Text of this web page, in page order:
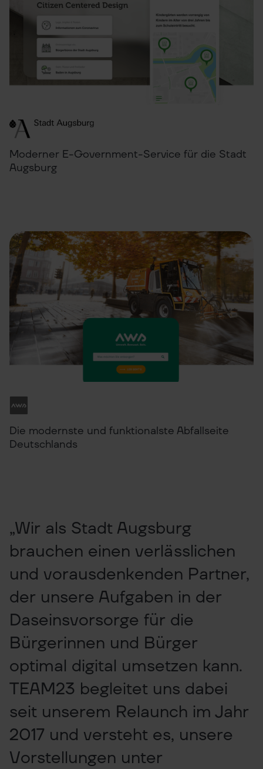
Moderner E-Government-Service für die Stadt
Augsburg
Die modernste und funktionalste Abfallseite
Deutschlands
„Wir als Stadt Augsburg
brauchen einen verlässlichen
und vorausdenkenden Partner,
der unsere Aufgaben in der
Daseinsvorsorge für die
Bürgerinnen und Bürger
optimal digital umsetzen kann.
TEAM23 begleitet uns dabei
seit unserem Relaunch im Jahr
2017 und versteht es, unsere
Vorstellungen unter